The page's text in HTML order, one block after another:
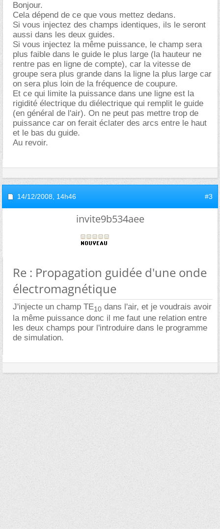
Bonjour.
Cela dépend de ce que vous mettez dedans.
Si vous injectez des champs identiques, ils le seront
aussi dans les deux guides.
Si vous injectez la même puissance, le champ sera
plus faible dans le guide le plus large (la hauteur ne
rentre pas en ligne de compte), car la vitesse de
groupe sera plus grande dans la ligne la plus large car
on sera plus loin de la fréquence de coupure.
Et ce qui limite la puissance dans une ligne est la
rigidité électrique du diélectrique qui remplit le guide
(en général de l'air). On ne peut pas mettre trop de
puissance car on ferait éclater des arcs entre le haut
et le bas du guide.
Au revoir.
14/12/2008, 14h46 #3
invite9b534aee
Re : Propagation guidée d'une onde
électromagnétique
J'injecte un champ TE10 dans l'air, et je voudrais avoir
la même puissance donc il me faut une relation entre
les deux champs pour l'introduire dans le programme
de simulation.